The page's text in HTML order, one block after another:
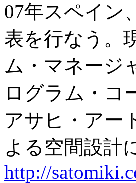
07年スペイン
表を行なう。
ム・マネージ
ログラム・コ
アサヒ・アー
よる空間設計
http://